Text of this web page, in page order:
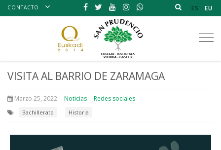
CONTACTO ES EU
VISITA AL BARRIO DE ZARAMAGA
Marzo 25, 2022 Noticias Redes sociales
Bachillerato Historia